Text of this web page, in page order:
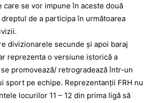
care se vor impune în aceste două
de a participa în următoarea
divizionarele secunde şi apoi baraj
reprezenta o versiune istorică a
promovează/ retrogradează într-un
sport pe echipe. Reprezentanţii FRH nu
locurilor 11 – 12 din prima ligă să